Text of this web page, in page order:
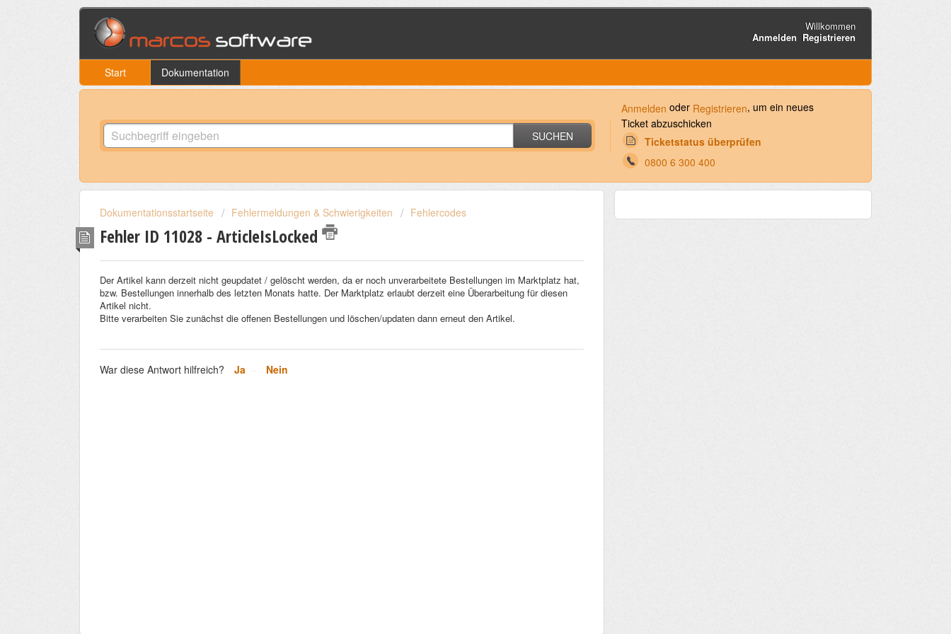
Willkommen
Anmelden Registrieren
Start Dokumentation
SUCHEN
Anmelden oder Registrieren, um ein neues
Ticket abzuschicken
Ticketstatus überprüfen
0800 6 300 400
Dokumentationsstartseite Fehlermeldungen & Schwierigkeiten Fehlercodes
Fehler ID 11028 - ArticleIsLocked
Der Artikel kann derzeit nicht geupdatet / gelöscht werden, da er noch unverarbeitete Bestellungen im Marktplatz hat,
bzw. Bestellungen innerhalb des letzten Monats hatte. Der Marktplatz erlaubt derzeit eine Überarbeitung für diesen
Artikel nicht.
Bitte verarbeiten Sie zunächst die offenen Bestellungen und löschen/updaten dann erneut den Artikel.
War diese Antwort hilfreich? Ja Nein